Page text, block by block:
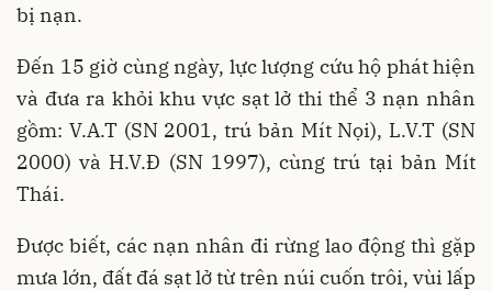
bị nạn.
Đến 15 giờ cùng ngày, lực lượng cứu hộ phát hiện
và đưa ra khỏi khu vực sạt lở thi thể 3 nạn nhân
gồm: V.A.T (SN 2001, trú bản Mít Nọi), L.V.T (SN
2000) và H.V.Đ (SN 1997), cùng trú tại bản Mít
Thái.
Được biết, các nạn nhân đi rừng lao động thì gặp
mưa lớn, đất đá sạt lở từ trên núi cuốn trôi, vùi lấp